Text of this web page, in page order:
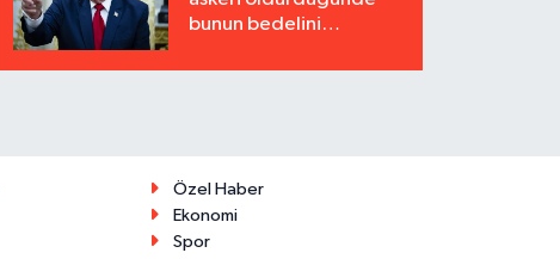
bunun bedelini
Özel Haber
Ekonomi
Spor